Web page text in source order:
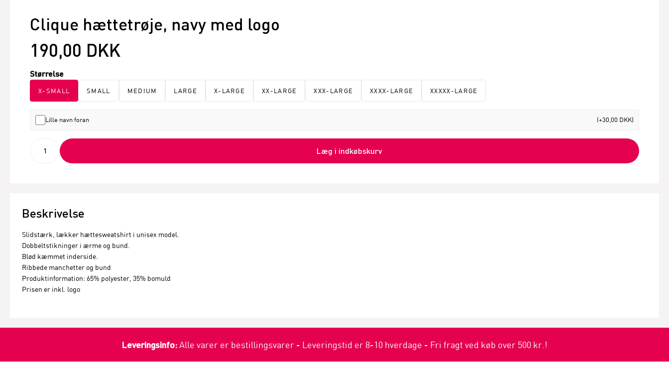
Clique hættetrøje, navy med logo
190,00 DKK
Størrelse
X-SMALL SMALL MEDIUM LARGE X-LARGE XX-LARGE XXX-LARGE XXXX-LARGE XXXXX-LARGE
Lille navn foran (+30,00 DKK)
Læg i indkøbskurv
Beskrivelse
Slidstærk, lækker hættesweatshirt i unisex model.
Dobbeltstikninger i ærme og bund.
Blød kæmmet inderside.
Ribbede manchetter og bund
Produktinformation: 65% polyester, 35% bomuld
Prisen er inkl. logo
Leveringsinfo:Alle varer er bestillingsvarer - Leveringstid er 8-10 hverdage - Fri fragt ved køb over 500 kr.!